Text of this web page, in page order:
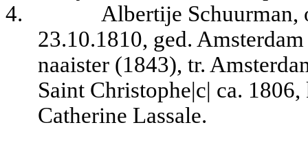
4.
Albertije Schuurman,
23.10.1810, ged.
naaister (1843), tr.
Saint Christophe|c| ca.
Catherine Lassale.